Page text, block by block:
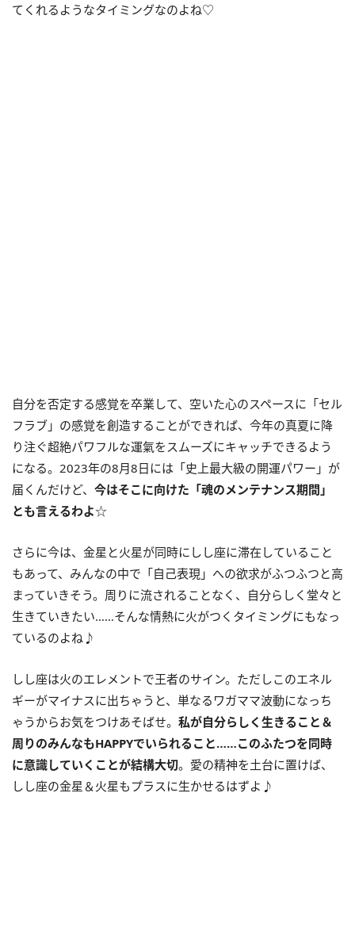
てくれるようなタイミングなのよね♡
自分を否定する感覚を卒業して、空いた心のスペースに「セル
フラブ」の感覚を創造することができれば、今年の真夏に降
り注ぐ超絶パワフルな運氣をスムーズにキャッチできるよう
になる。 2023年の8月8日には「史上最大級の開運パワー」が
届くんだけど、 今はそこに向けた「魂のメンテナンス期間」
とも言えるわよ☆
さらに今は、金星と火星が同時にしし座に滞在していること
もあって、みんなの中で「自己表現」への欲求がふつふつと高
まっていきそう。周りに流されることなく、自分らしく堂々と
生きていきたい……そんな情熱に火がつくタイミングにもなっ
ているのよね♪
しし座は火のエレメントで王者のサイン。ただしこのエネル
ギーがマイナスに出ちゃうと、単なるワガママ波動になっち
ゃうからお気をつけあそばせ。 私が自分らしく生きること＆
周りのみんなもHAPPYでいられること……このふたつを同時
に意識していくことが結構大切。愛の精神を土台に置けば、
しし座の金星＆火星もプラスに生かせるはずよ♪